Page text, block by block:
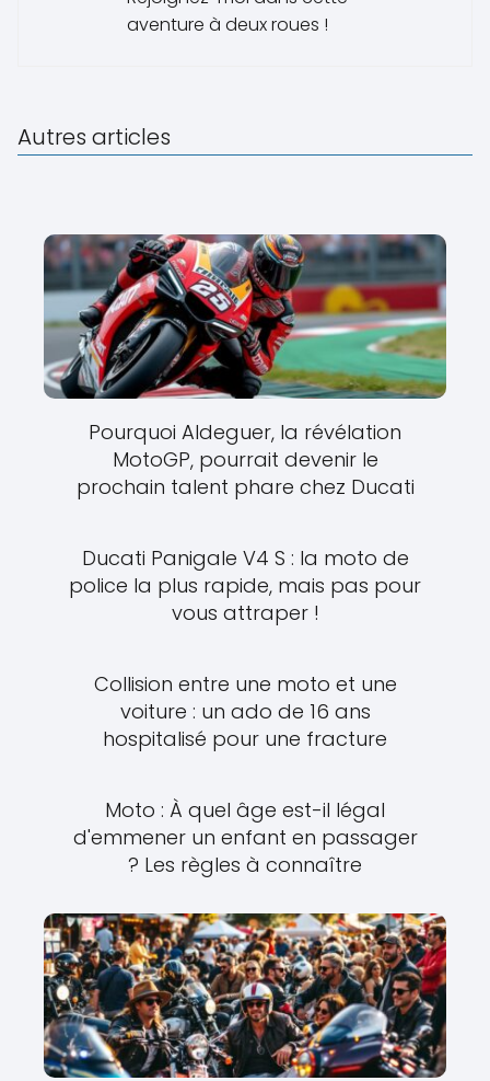
aventure à deux roues !
Autres articles
Pourquoi Aldeguer, la révélation
MotoGP, pourrait devenir le
prochain talent phare chez Ducati
Ducati Panigale V4 S : la moto de
police la plus rapide, mais pas pour
vous attraper !
Collision entre une moto et une
voiture : un ado de 16 ans
hospitalisé pour une fracture
Moto : À quel âge est-il légal
d'emmener un enfant en passager
? Les règles à connaître